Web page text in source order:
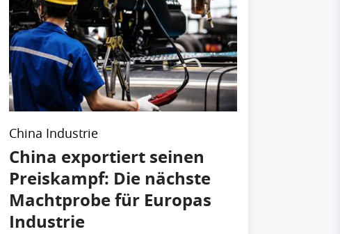
China Industrie
China exportiert seinen
Preiskampf: Die nächste
Machtprobe für Europas
Industrie